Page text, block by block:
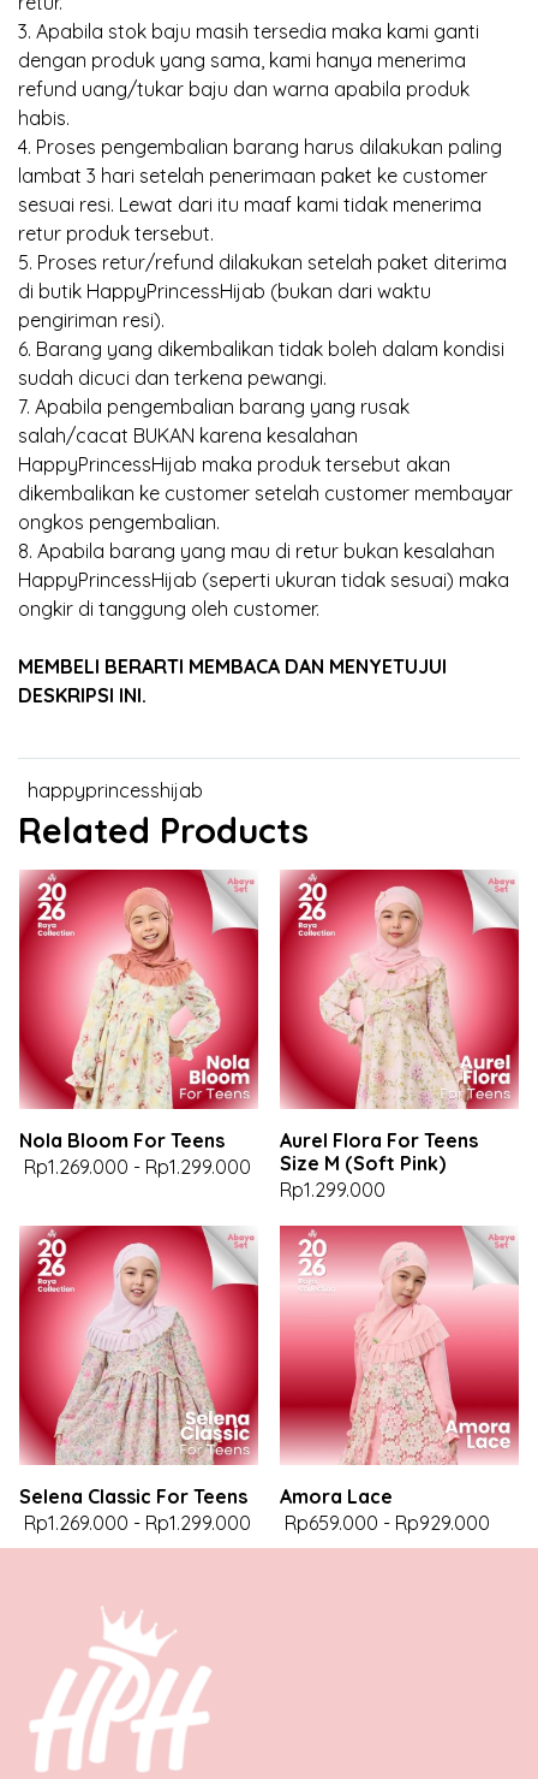
3. Apabila stok baju masih tersedia maka kami ganti
dengan produk yang sama, kami hanya menerima
refund uang/tukar baju dan warna apabila produk
habis.
4. Proses pengembalian barang harus dilakukan paling
lambat 3 hari setelah penerimaan paket ke customer
sesuai resi. Lewat dari itu maaf kami tidak menerima
retur produk tersebut.
5. Proses retur/refund dilakukan setelah paket diterima
di butik HappyPrincessHijab (bukan dari waktu
pengiriman resi).
6. Barang yang dikembalikan tidak boleh dalam kondisi
sudah dicuci dan terkena pewangi.
7. Apabila pengembalian barang yang rusak
salah/cacat BUKAN karena kesalahan
HappyPrincessHijab maka produk tersebut akan
dikembalikan ke customer setelah customer membayar
ongkos pengembalian.
8. Apabila barang yang mau di retur bukan kesalahan
HappyPrincessHijab (seperti ukuran tidak sesuai) maka
ongkir di tanggung oleh customer.
MEMBELI BERARTI MEMBACA DAN MENYETUJUI
DESKRIPSI INI.
happyprincesshijab
Related Products
Nola Bloom For Teens
Rp1.269.000 - Rp1.299.000
Aurel Flora For Teens
Size M (Soft Pink)
Rp1.299.000
Selena Classic For Teens
Rp1.269.000 - Rp1.299.000
Amora Lace
Rp659.000 - Rp929.000